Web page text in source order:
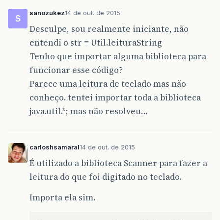
S
sanozukez14 de out. de 2015
Desculpe, sou realmente iniciante, não
entendi o str = Util.leituraString
Tenho que importar alguma biblioteca para
funcionar esse código?
Parece uma leitura de teclado mas não
conheço. tentei importar toda a biblioteca
java.util.*; mas não resolveu…
carloshsamaral14 de out. de 2015
É utilizado a biblioteca Scanner para fazer a
leitura do que foi digitado no teclado.
Importa ela sim.